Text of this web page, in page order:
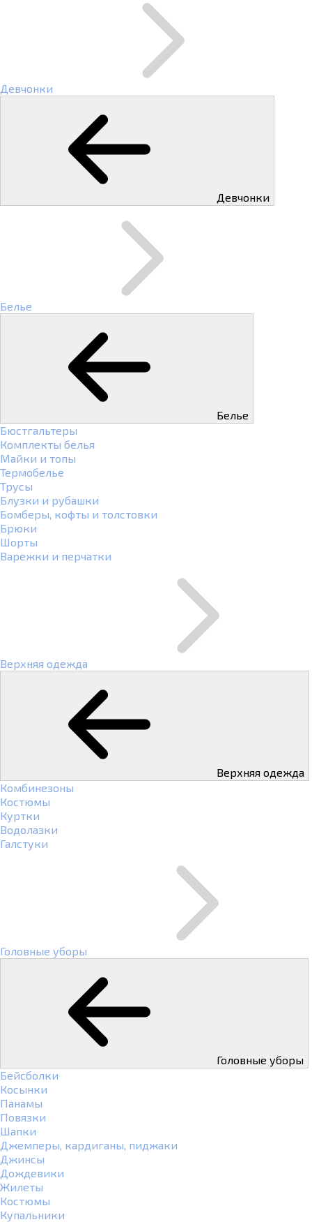
Девчонки
Девчонки
Белье
Белье
Бюстгальтеры
Комплекты белья
Майки и топы
Термобелье
Трусы
Блузки и рубашки
Бомберы, кофты и толстовки
Брюки
Шорты
Варежки и перчатки
Верхняя одежда
Верхняя одежда
Комбинезоны
Костюмы
Куртки
Водолазки
Галстуки
Головные уборы
Головные уборы
Бейсболки
Косынки
Панамы
Повязки
Шапки
Джемперы, кардиганы, пиджаки
Джинсы
Дождевики
Жилеты
Костюмы
Купальники